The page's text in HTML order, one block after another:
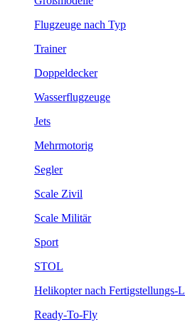
Flugzeuge nach Typ
Trainer
Doppeldecker
Wasserflugzeuge
Jets
Mehrmotorig
Segler
Scale Zivil
Scale Militär
Sport
STOL
Helikopter nach Fertigstellungs-
Ready-To-Fly